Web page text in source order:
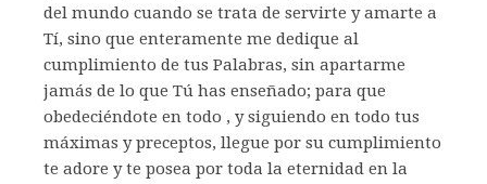
del mundo cuando se trata de servirte y amarte a
Tí, sino que enteramente me dedique al
cumplimiento de tus Palabras, sin apartarme
jamás de lo que Tú has enseñado; para que
obedeciéndote en todo , y siguiendo en todo tus
máximas y preceptos, llegue por su cumplimiento
te adore y te posea por toda la eternidad en la